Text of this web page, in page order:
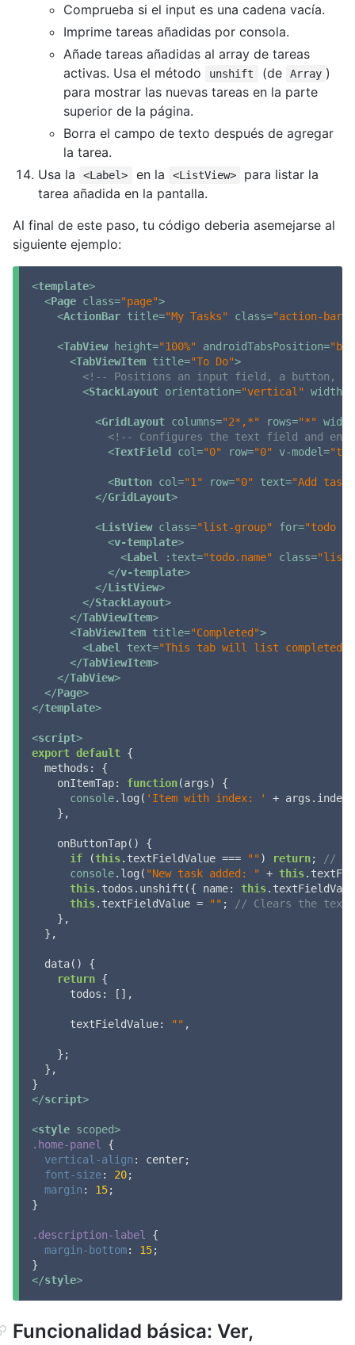
Comprueba si el input es una cadena vacía.
Imprime tareas añadidas por consola.
Añade tareas añadidas al array de tareas
activas. Usa el método
unshift (de Array )
para mostrar las nuevas tareas en la parte
superior de la página.
Borra el campo de texto después de agregar
la tarea.
Usa la
<Label> en la <ListView>
para listar la
tarea añadida en la pantalla.
Al final de este paso, tu código deberia asemejarse al
siguiente ejemplo:
<template>
<Page class="page">
<ActionBar title="My Tasks" class="action-bar"
<TabView height="100%" androidTabsPosition=
<TabViewItem title="To Do">
<!-- Positions an input field, a button,
<StackLayout orientation="vertical" width
<GridLayout columns="2*,*" rows="*"
width
<!-- Configures the text field and
<TextField col="0" row="0" v-model=
<Button col="1" row="0" text="Add task"
</GridLayout>
<ListView class="list-group" for="todo
<v-template>
<Label :text="todo.name" class="list-
</v-template>
</ListView>
</StackLayout>
</TabViewItem>
<TabViewItem title="Completed">
<Label text="This tab will list completed
</TabViewItem>
</TabView>
</Page>
</template>
<script>
export default {
methods : {
onItemTap: function(args) {
console.log( 'Item with index: '
+
    },
    onButtonTap() {
if (this.textFieldValue === "" ) return;
//
console.log( "New task added: " + this
this.todos.unshift({ name: this
this.textFieldValue = "" ;
// Clears the text
    },
  },
  data() {
return {
todos : [],
textFieldValue: "" ,
    };
  },
</script>
<style scoped>
.home-panel
{
vertical-align : center;
font-size: 20;
margin : 15;
}
.description-label
{
margin-bottom: 15;
</style>
Funcionalidad básica: Ver,